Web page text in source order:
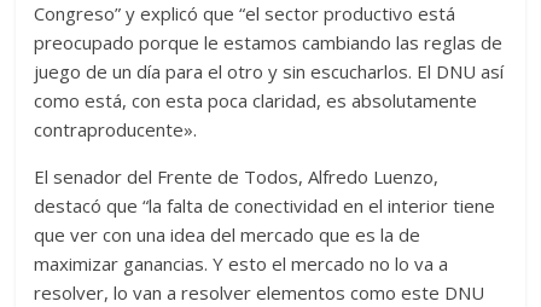
Congreso” y explicó que “el sector productivo está
preocupado porque le estamos cambiando las reglas de
juego de un día para el otro y sin escucharlos. El DNU así
como está, con esta poca claridad, es absolutamente
contraproducente».
El senador del Frente de Todos, Alfredo Luenzo,
destacó que “la falta de conectividad en el interior tiene
que ver con una idea del mercado que es la de
maximizar ganancias. Y esto el mercado no lo va a
resolver, lo van a resolver elementos como este DNU